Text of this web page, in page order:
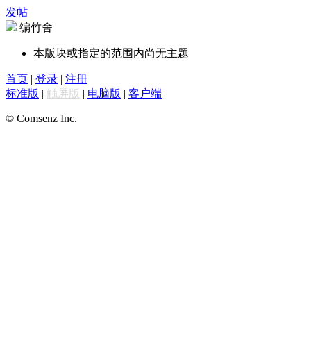
发帖
编竹舍
本版块或指定的范围内尚无主题
首页 | 登录 | 注册
标准版 | 触屏版 | 电脑版 | 客户端
© Comsenz Inc.